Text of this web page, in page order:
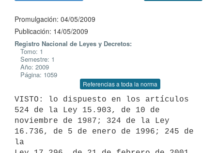
Promulgación: 04/05/2009
Publicación: 14/05/2009
Registro Nacional de Leyes y Decretos:
Tomo: 1
Semestre: 1
Año: 2009
Página: 1059
Referencias a toda la norma
VISTO: lo dispuesto en los artículos
524 de la Ley 15.903, de 10 de
noviembre de 1987; 324 de la Ley
16.736, de 5 de enero de 1996; 245 de
la